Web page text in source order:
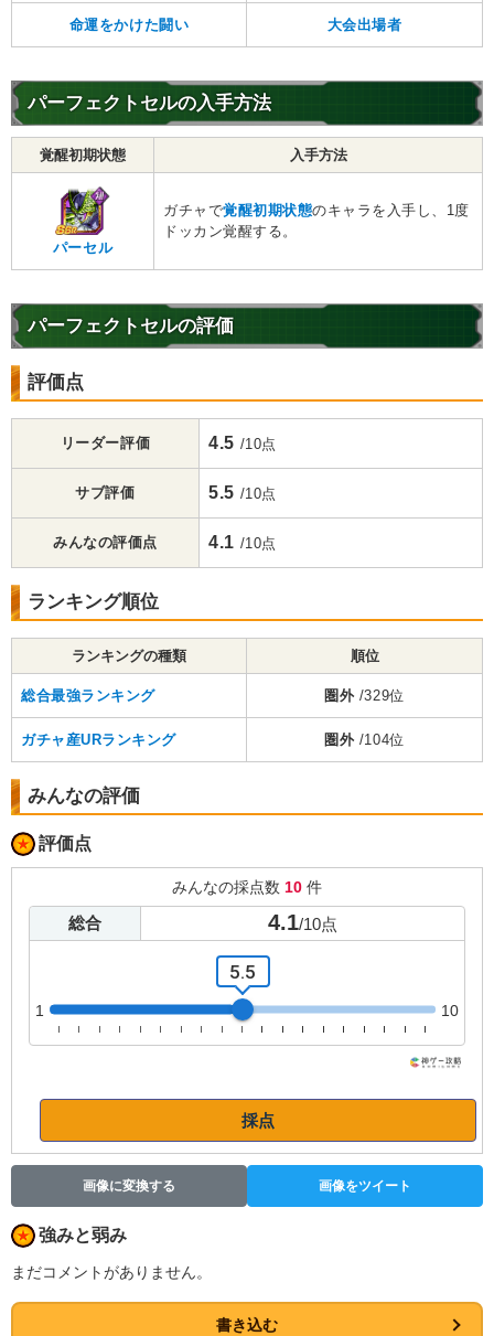
命運をかけた闘い 大会出場者
パーフェクトセルの入手方法
覚醒初期状態 入手方法
パーセル
ガチャで覚醒初期状態のキャラを入手し、1度
ドッカン覚醒する。
パーフェクトセルの評価
評価点
リーダー評価 4.5 /10点
サブ評価 5.5 /10点
みんなの評価点 4.1 /10点
ランキング順位
ランキングの種類 順位
総合最強ランキング 圏外 /329位
ガチャ産URランキング 圏外 /104位
みんなの評価
評価点
みんなの採点数 10 件
総合 4.1/10点
1
5.5
10
採点
画像に変換する 画像をツイート
強みと弱み
まだコメントがありません。
書き込む